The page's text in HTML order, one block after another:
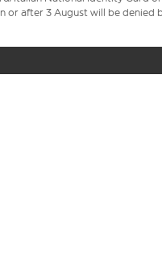
or after 3 August will be denied